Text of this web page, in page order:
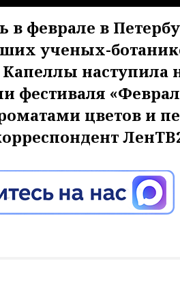
в феврале в
ученых-
наступила
фестиваля
цветов и